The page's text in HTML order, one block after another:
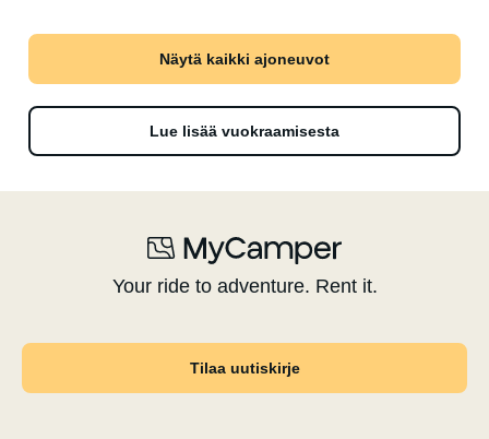
Näytä kaikki ajoneuvot
Lue lisää vuokraamisesta
Your ride to adventure. Rent it.
Tilaa uutiskirje